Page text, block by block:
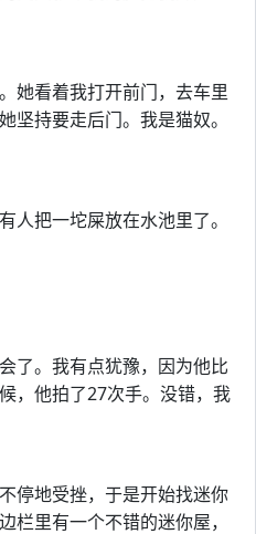
她看着我打开前门，去车里
坚持要走后门。我是猫奴。
人把一坨屎放在水池里了。
了。我有点犹豫，因为他比
，他拍了27次手。没错，我
停地受挫，于是开始找迷你
栏里有一个不错的迷你屋，